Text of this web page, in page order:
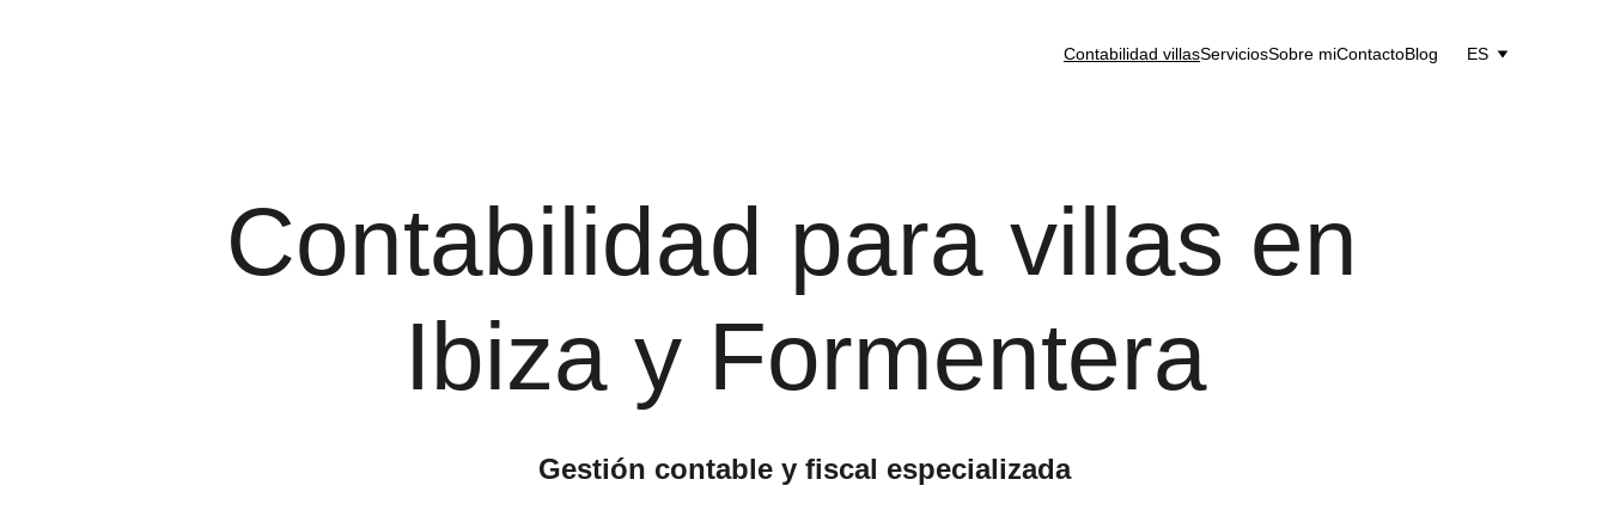
Contabilidad villasServiciosSobre miContactoBlog ES
Contabilidad para villas en
Ibiza y Formentera
Gestión contable y fiscal especializada